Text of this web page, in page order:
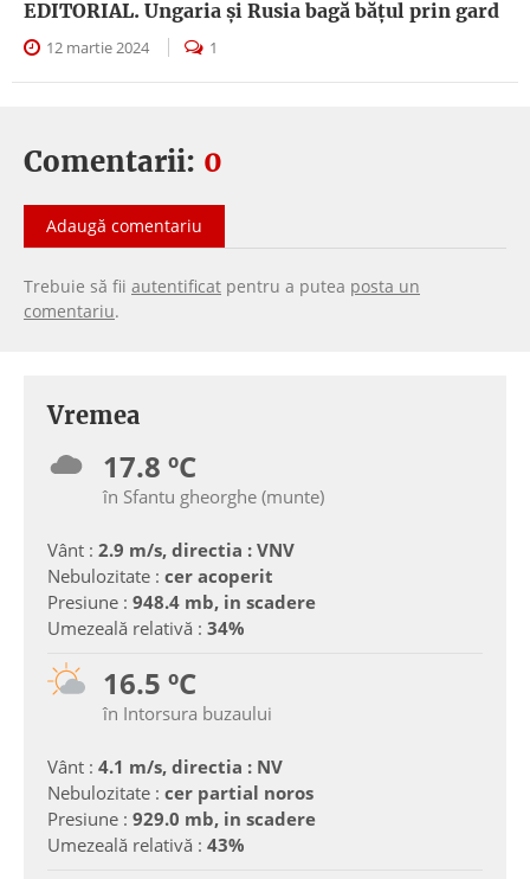
EDITORIAL. Ungaria şi Rusia bagă băţul prin gard
12 martie 2024 1
Comentarii: 0
Adaugă comentariu
Trebuie să fii autentificat pentru a putea posta un
comentariu.
Vremea
17.8 ºC
în Sfantu gheorghe (munte)
Vânt : 2.9 m/s, directia : VNV
Nebulozitate : cer acoperit
Presiune : 948.4 mb, in scadere
Umezeală relativă : 34%
16.5 ºC
în Intorsura buzaului
Vânt : 4.1 m/s, directia : NV
Nebulozitate : cer partial noros
Presiune : 929.0 mb, in scadere
Umezeală relativă : 43%